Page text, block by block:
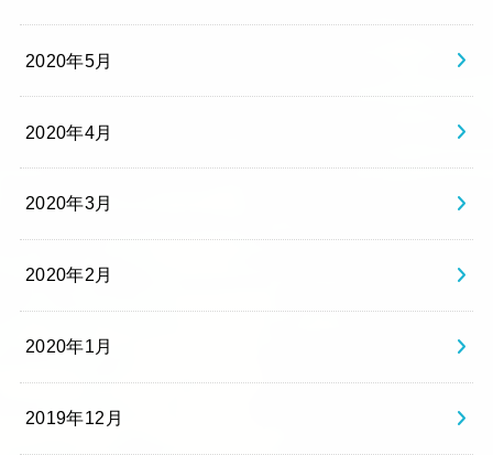
2020年5月
2020年4月
2020年3月
2020年2月
2020年1月
2019年12月